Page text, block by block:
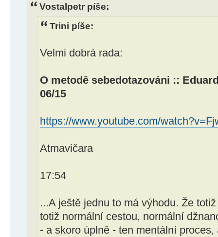
Vostalpetr píše:
Trini píše:
Velmi dobrá rada:
O metodě sebedotazováni ::
06/15
https://www.youtube.com/
Atmavičara
17:54
...A ještě jednu to má výhodu. Že
totiž normální cestou, normální
- a skoro úplně - ten mentální